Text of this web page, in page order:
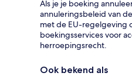
Als je je boeking
annuleringsbeleid van
met de EU-regelgeving
boekingsservices voor
herroepingsrecht.
Ook bekend als